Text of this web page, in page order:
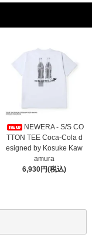
NEWERA - S/S CO
TTON TEE Coca-Cola d
esigned by Kosuke Kaw
amura
6,930円(税込)